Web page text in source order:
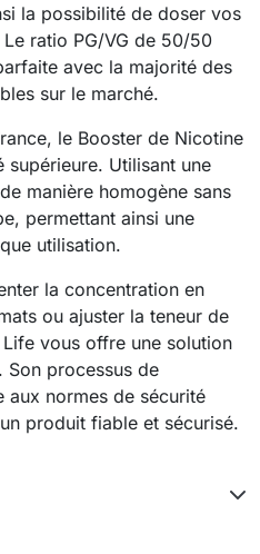
la possibilité de doser vos
ratio PG/VG de 50/50
avec la majorité des
sur le marché.
le Booster de Nicotine
supérieure. Utilisant une
manière homogène sans
permettant ainsi une
utilisation.
la concentration en
ou ajuster la teneur de
vous offre une solution
Son processus de
normes de sécurité
produit fiable et sécurisé.